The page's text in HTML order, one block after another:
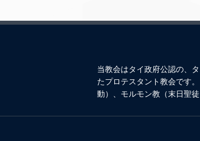
当教会はタイ政府公認の、
たプロテスタント教会です
動）、モルモン教（末日聖